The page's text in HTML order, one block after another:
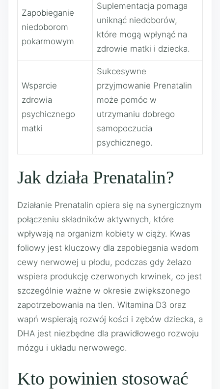
Zapobieganie
niedoborom
pokarmowym
Suplementacja pomaga
uniknąć niedoborów,
które mogą wpłynąć na
zdrowie matki i dziecka.
Wsparcie
zdrowia
psychicznego
matki
Sukcesywne
przyjmowanie Prenatalin
może pomóc w
utrzymaniu dobrego
samopoczucia
psychicznego.
Jak działa Prenatalin?
Działanie Prenatalin opiera się na synergicznym
połączeniu składników aktywnych, które
wpływają na organizm kobiety w ciąży. Kwas
foliowy jest kluczowy dla zapobiegania wadom
cewy nerwowej u płodu, podczas gdy żelazo
wspiera produkcję czerwonych krwinek, co jest
szczególnie ważne w okresie zwiększonego
zapotrzebowania na tlen. Witamina D3 oraz
wapń wspierają rozwój kości i zębów dziecka, a
DHA jest niezbędne dla prawidłowego rozwoju
mózgu i układu nerwowego.
Kto powinien stosować